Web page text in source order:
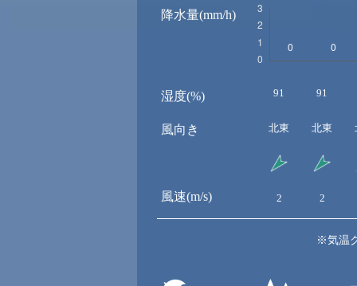
降水量(mm/h)
湿度(%)
風向き
風速(m/s)
91 91
北東 北東
2 2
※気温